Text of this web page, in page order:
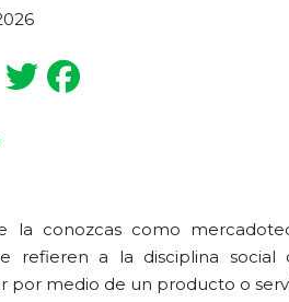
la conozcas como
refieren a la disciplina
por medio de un producto o